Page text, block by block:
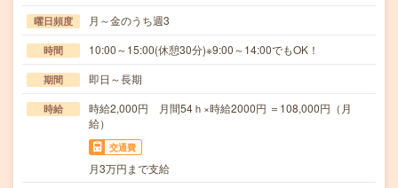
曜日頻度 月～金のうち週3
時間 10:00～15:00(休憩30分)※9:00～14:00でもOK！
期間 即日～長期
時給
時給2,000円 月間54ｈ×時給2000円 ＝108,000円（月
給）
交通費
月3万円まで支給